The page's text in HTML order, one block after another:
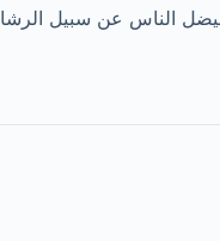
الناس عن سبيل